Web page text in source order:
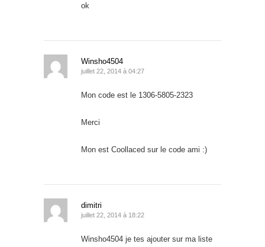
ok
Winsho4504
juillet 22, 2014 à 04:27
Mon code est le 1306-5805-2323
Merci
Mon est Coollaced sur le code ami :)
dimitri
juillet 22, 2014 à 18:22
Winsho4504 je tes ajouter sur ma liste